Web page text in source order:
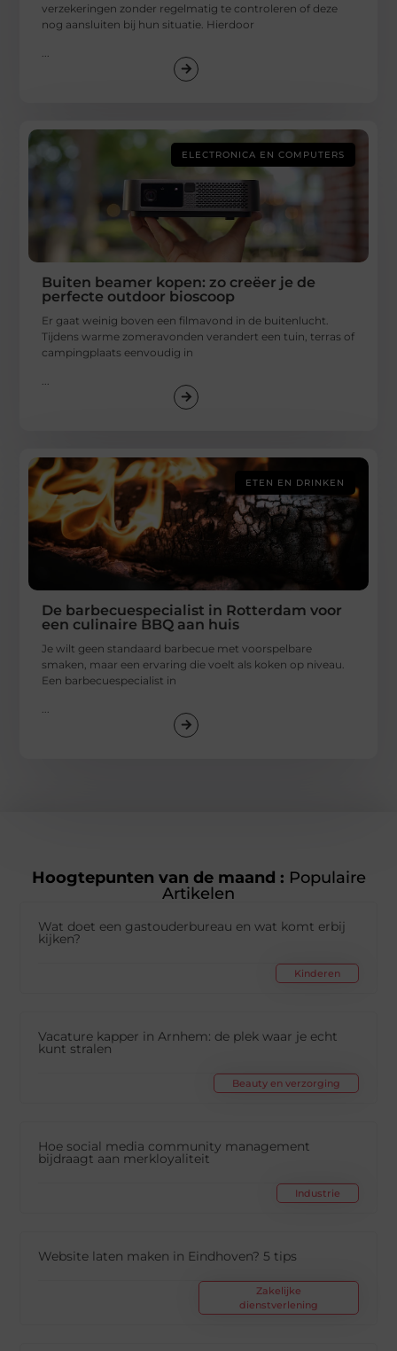
verzekeringen zonder regelmatig te controleren of deze
nog aansluiten bij hun situatie. Hierdoor
ELECTRONICA EN COMPUTERS
Buiten beamer kopen: zo creëer je de
perfecte outdoor bioscoop
Er gaat weinig boven een filmavond in de buitenlucht.
Tijdens warme zomeravonden verandert een tuin, terras of
campingplaats eenvoudig in
ETEN EN DRINKEN
De barbecuespecialist in Rotterdam voor
een culinaire BBQ aan huis
Je wilt geen standaard barbecue met voorspelbare
smaken, maar een ervaring die voelt als koken op niveau.
Een barbecuespecialist in
Hoogtepunten van de maand : Populaire
Artikelen
Wat doet een gastouderbureau en wat komt erbij
kijken?
Kinderen
Vacature kapper in Arnhem: de plek waar je echt
kunt stralen
Beauty en verzorging
Hoe social media community management
bijdraagt aan merkloyaliteit
Industrie
Website laten maken in Eindhoven? 5 tips
Zakelijke
dienstverlening